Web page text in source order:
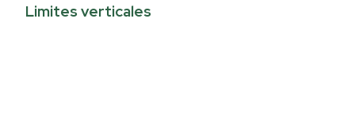
Limites verticales